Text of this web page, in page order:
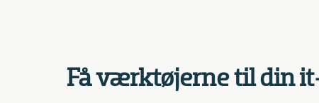
Få værktøjerne til din